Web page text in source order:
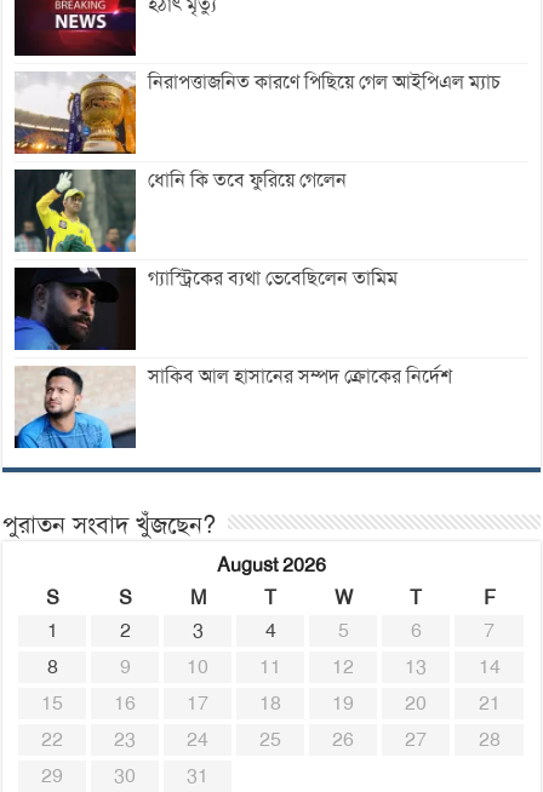
হঠাৎ মৃত্যু
নিরাপত্তাজনিত কারণে পিছিয়ে গেল আইপিএল ম্যাচ
ধোনি কি তবে ফুরিয়ে গেলেন
গ্যাস্ট্রিকের ব্যথা ভেবেছিলেন তামিম
সাকিব আল হাসানের সম্পদ ক্রোকের নির্দেশ
পুরাতন সংবাদ খুঁজছেন?
August 2026
S
S M T W T
F
1
2 3 4 5 6
7
8
9 10 11 12 13
14
15
16 17 18 19 20
21
22
23 24 25 26 27
28
29
30
31